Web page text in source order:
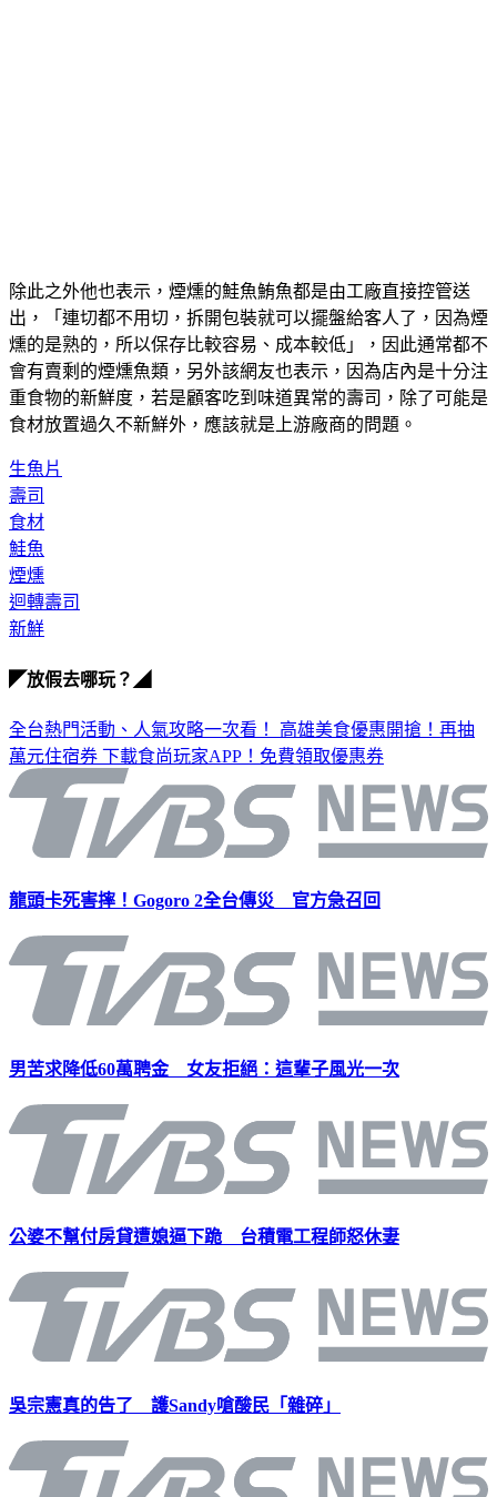
除此之外他也表示，煙燻的鮭魚鮪魚都是由工廠直接控管送
出，「連切都不用切，拆開包裝就可以擺盤給客人了，因為煙
燻的是熟的，所以保存比較容易、成本較低」，因此通常都不
會有賣剩的煙燻魚類，另外該網友也表示，因為店內是十分注
重食物的新鮮度，若是顧客吃到味道異常的壽司，除了可能是
食材放置過久不新鮮外，應該就是上游廠商的問題。
生魚片
壽司
食材
鮭魚
煙燻
迴轉壽司
新鮮
◤放假去哪玩？◢
全台熱門活動、人氣攻略一次看！ 高雄美食優惠開搶！再抽
萬元住宿券 下載食尚玩家APP！免費領取優惠券
龍頭卡死害摔！Gogoro 2全台傳災 官方急召回
男苦求降低60萬聘金 女友拒絕：這輩子風光一次
公婆不幫付房貸遭媳逼下跪 台積電工程師怒休妻
吳宗憲真的告了 護Sandy嗆酸民「雜碎」